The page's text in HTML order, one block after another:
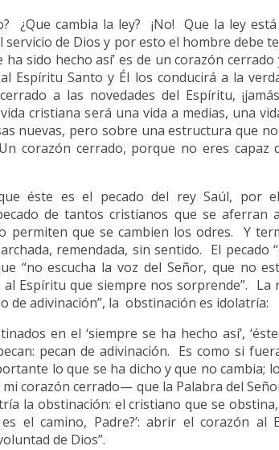
¿Que cambia la ley? ¡No! Que la ley
servicio de Dios y por esto el hombre debe
ha sido hecho así’ es de un corazón cerrado
Espíritu Santo y Él los conducirá a la
a las novedades del Espíritu,
cristiana será una vida a medias, una
nuevas, pero sobre una estructura que
corazón cerrado, porque no eres capaz
éste es el pecado del rey Saúl, por
de tantos cristianos que se aferran
permiten que se cambien los odres. Y
remendada, sin sentido. El pecado
“no escucha la voz del Señor, que no
al Espíritu que siempre nos sorprende”.
de adivinación”, la obstinación es idolatría:
en el ‘siempre se ha hecho así’,
pecan de adivinación. Es como si
lo que se ha dicho y que no cambia;
corazón cerrado— que la Palabra del
la obstinación: el cristiano que se obstina,
el camino, Padre?’: abrir el corazón al
de Dios”.